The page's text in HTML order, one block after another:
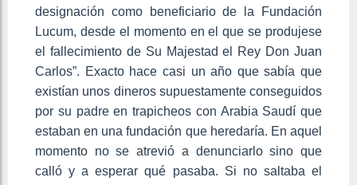
designación como beneficiario de la Fundación
Lucum, desde el momento en el que se produjese
el fallecimiento de Su Majestad el Rey Don Juan
Carlos”. Exacto hace casi un año que sabía que
existían unos dineros supuestamente conseguidos
por su padre en trapicheos con Arabia Saudí que
estaban en una fundación que heredaría. En aquel
momento no se atrevió a denunciarlo sino que
calló y a esperar qué pasaba. Si no saltaba el